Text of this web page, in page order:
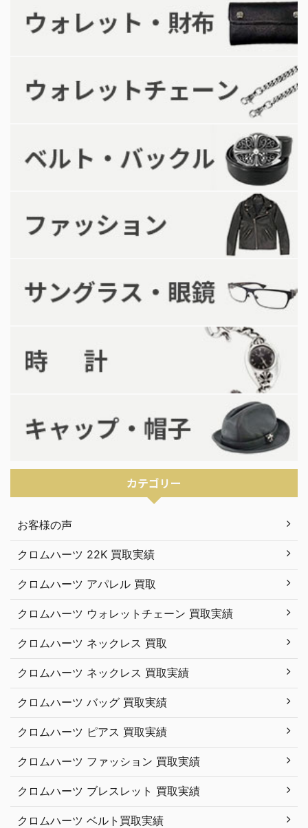
カテゴリー
お客様の声
クロムハーツ 22K 買取実績
クロムハーツ アパレル 買取
クロムハーツ ウォレットチェーン 買取実績
クロムハーツ ネックレス 買取
クロムハーツ ネックレス 買取実績
クロムハーツ バッグ 買取実績
クロムハーツ ピアス 買取実績
クロムハーツ ファッション 買取実績
クロムハーツ ブレスレット 買取実績
クロムハーツ ベルト買取実績